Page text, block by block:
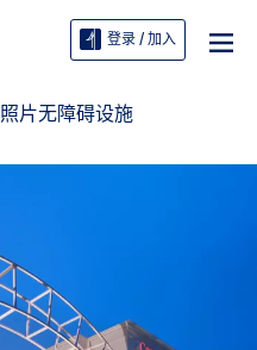
登录 / 加入
照片无障碍设施